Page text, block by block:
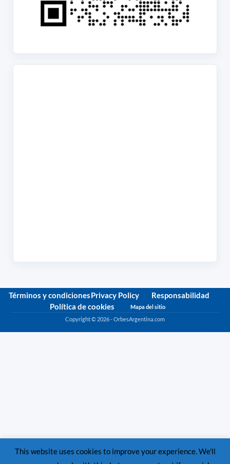
Términos y condicionesPrivacy Policy
Responsabilidad
Política de cookies
Mapa del sitio
Copyright © 2026 - OrbesArgentina.com
This website uses cookies to improve your experience. We'll